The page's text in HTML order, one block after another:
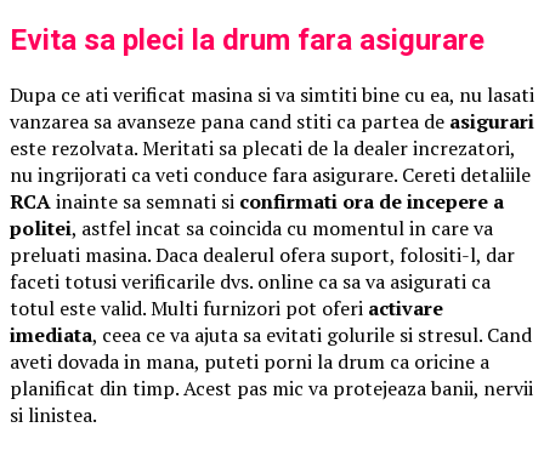
Evita sa pleci la drum fara asigurare
Dupa ce ati verificat masina si va simtiti bine cu ea, nu lasati
vanzarea sa avanseze pana cand stiti ca partea de asigurari
este rezolvata. Meritati sa plecati de la dealer increzatori,
nu ingrijorati ca veti conduce fara asigurare. Cereti detaliile
RCAinainte sa semnati si confirmati ora de incepere a
politei, astfel incat sa coincida cu momentul in care va
preluati masina. Daca dealerul ofera suport, folositi-l, dar
faceti totusi verificarile dvs. online ca sa va asigurati ca
totul este valid. Multi furnizori pot oferi activare
imediata, ceea ce va ajuta sa evitati golurile si stresul. Cand
aveti dovada in mana, puteti porni la drum ca oricine a
planificat din timp. Acest pas mic va protejeaza banii, nervii
si linistea.